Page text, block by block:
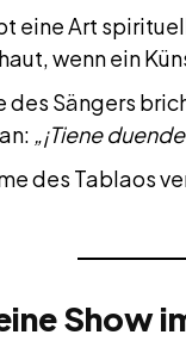
eine Art
wenn ein
des Sängers
„¡Tiene
des Tablaos
Show